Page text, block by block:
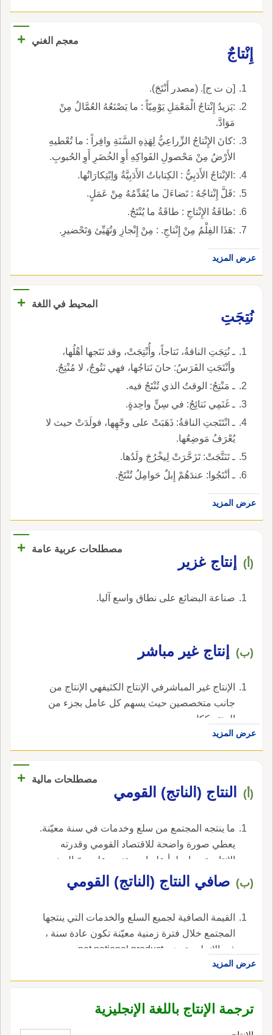
معجم الغني
+
إِنْتاجٌ
[ن ت ج]. (مصدر أَنْتَجَ).
:يَزيدُ إِنْتاجُ الْمَعْمَلِ يَوْمِيّاً : ما يَصْنَعُهُ العُمَّالُ مِنْ
مَوَادَّ.
:كانَ الإِنْتاجُ الزِّراعِيُّ لِهَذِهِ السَّنَةِ وافِراً : ما تُعْطيهِ
الأَرْضُ مِنْ مَحْصولِ الفَواكِهِ أَوِ الخُضَرِ أَوِ الحُبوبِ.
:الإنْتاجُ الأَدَبِيُّ : الكِتاباتُ الأَدَبِيَّةُ وَاِبْتِكارَاتُها.
:قَلَّ إِنْتاجُهُ : تَضاءَلَ ما يُقَدِّمُهُ مِنْ عَمَلٍ.
:طاقَةُ الإِنْتاجِ : طاقَةُ ما يُنْتَجُ.
:هَذَا الفِلْمُ مِنْ إِنْتاجِ. : مِنْ إِنْجازِ وَتُهَيِّئ وَتَحْضيرِ.
عرض المزيد
المحيط في اللغة
+
نُتِجَتِ
ـ نُتِجَتِ الناقةُ، نَتاجاً، وأُنْتِجَتْ، وقد نَتَجها أهْلُها،
وأنْتَجَتِ الفَرَسُ: حانَ نَتاجُها، فهي نَتُوجٌ، لا مُنْتِجٌ.
ـ مَنْتِجُ: الوقتُ الذي تُنْتَجُ فيه.
ـ غَنَمِي نَتائِجُ: في سِنٍّ واحِدةٍ.
ـ انْتَتَجتِ الناقةُ: ذَهَبَتْ على وجْهِها، فولَدَتْ حيث لا
يُعْرَفُ مَوضِعُها.
ـ تَنَتَّجَتْ: تَزَحَّرَتْ لِيخْرُجَ ولَدُها.
ـ أنْتَجُوا: عندَهُمْ إِبلٌ حَوامِلُ تُنْتَجُ.
عرض المزيد
مصطلحات عربية عامة +
(أ) إنتاج غزير
صناعة البضائع على نطاق واسع آليا.
(ب) إنتاج غير مباشر
الإنتاج غير المباشرفي الإنتاج الكثيفهي الإنتاج من
جانب متخصصين حيث يسهم كل عامل بجزء من
المنتج ككل.
عرض المزيد
مصطلحات مالية +
(أ) النتاج (الناتج) القومي
ما ينتجه المجتمع من سلع وخدمات في سنة معيّنة.
يعطي صورة واضحة للاقتصاد القومي وقدرته
الإنتاجية وما يطرأ عليها من تغيير على مرّ السنين
وفي ظروف الرواج والكساد وفي أحوال السلم
والحرب ، في الإنجليزية، هي national product.
(ب) صافي النتاج (الناتج) القومي
القيمة الصافية لجميع السلع والخدمات التي ينتجها
المجتمع خلال فترة زمنية معيّنة تكون عادة سنة ،
في الإنجليزية، هي net national product.
عرض المزيد
ترجمة الإنتاج باللغة الإنجليزية